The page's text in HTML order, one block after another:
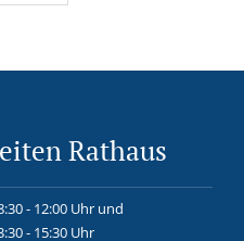
Rathaus
- 12:00 Uhr und
- 15:30 Uhr